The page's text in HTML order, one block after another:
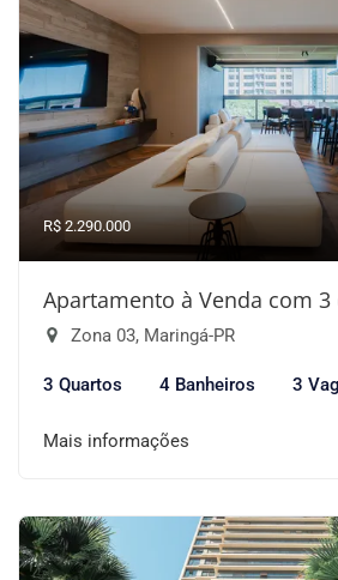
R$ 2.290.000
Apartamento à Venda com 3
Zona 03, Maringá-PR
3 Quartos 4 Banheiros 3
Mais informações